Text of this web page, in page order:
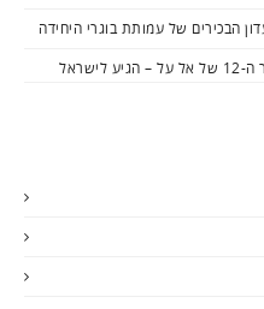
הבכירים של עמותת בוגרי היחידה